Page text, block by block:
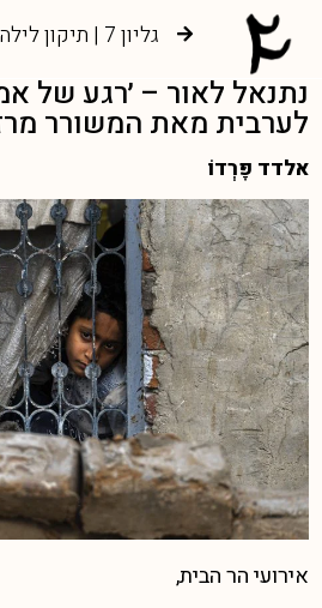
גליון 7 | תיקון לילה
נתנאל לאור – ׳רגע של
לערבית מאת המשורר
אלדד פָּרְדוֹ
אירועי הר הבית,